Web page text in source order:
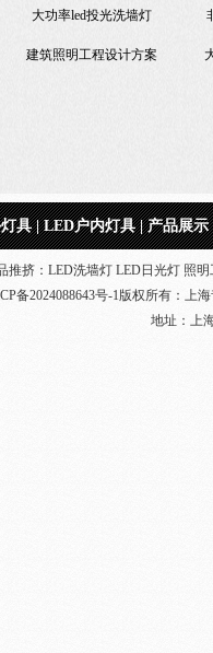
大功率led投光洗墙灯
建筑照明工程设计方案
具|LED户内灯具|产品展示
推挤：LED洗墙灯 LED日光灯 照
备2024088643号-1版权所有： 上
地址：上